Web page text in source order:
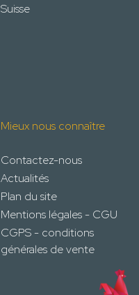
Suisse
Mieux nous connaître
Contactez-nous
Actualités
Plan du site
Mentions légales - CGU
CGPS - conditions
générales de vente